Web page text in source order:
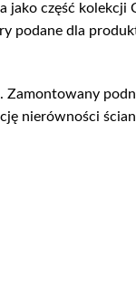
część kolekcji
podane dla
Zamontowany
nierówności